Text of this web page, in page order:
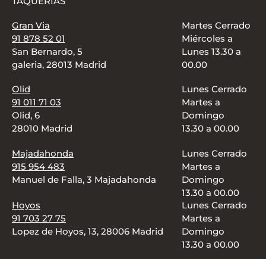
Gran Via
91 878 52 01
San Bernardo, 5
galeria, 28013 Madrid
Martes Cerrado
Miércoles a
Lunes 13.30 a
00.00
Olid
91 011 71 03
Olid, 6
28010 Madrid
Lunes Cerrado
Martes a
Domingo
13.30 a 00.00
Majadahonda
915 954 483
Manuel de Falla, 3 Majadahonda
Lunes Cerrado
Martes a
Domingo
13.30 a 00.00
Hoyos
91 703 27 75
Lopez de Hoyos, 13, 28006 Madrid
Lunes Cerrado
Martes a
Domingo
13.30 a 00.00